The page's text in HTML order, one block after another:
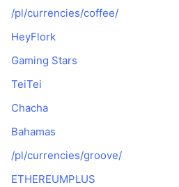
/pl/currencies/coffee/
HeyFlork
Gaming Stars
TeiTei
Chacha
Bahamas
/pl/currencies/groove/
ETHEREUMPLUS